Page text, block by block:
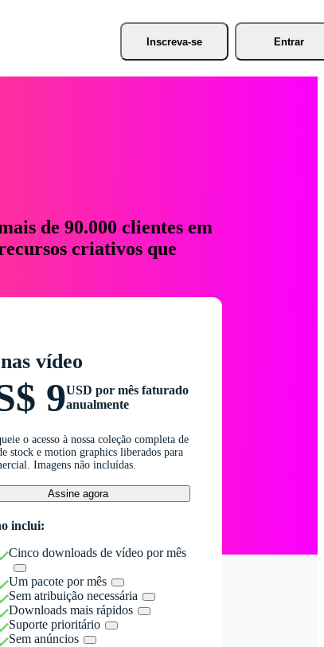
Inscreva-se Entrar
de 90.000 clientes em
criativos que
vídeo
9USD por mês faturado
anualmente
o acesso à nossa coleção completa de
stock e motion graphics liberados para
Imagens não incluídas.
Assine agora
inclui:
Cinco downloads de vídeo por mês
Um pacote por mês
Sem atribuição necessária
Downloads mais rápidos
Suporte prioritário
Sem anúncios